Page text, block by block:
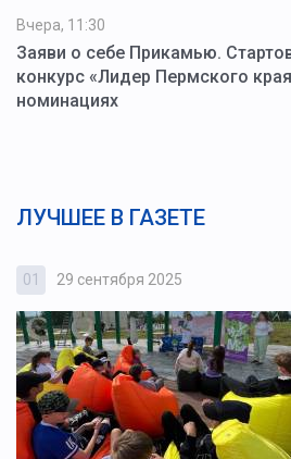
Вчера, 11:30
Заяви о себе Прикамью.
конкурс «Лидер Пермского
номинациях
ЛУЧШЕЕ В ГАЗЕТЕ
01 29 сентября 2025